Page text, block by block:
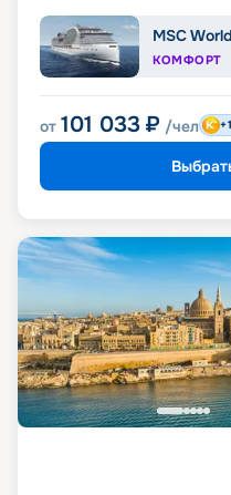
MSC
КОМФОРТ
от 101 033 ₽ /чел